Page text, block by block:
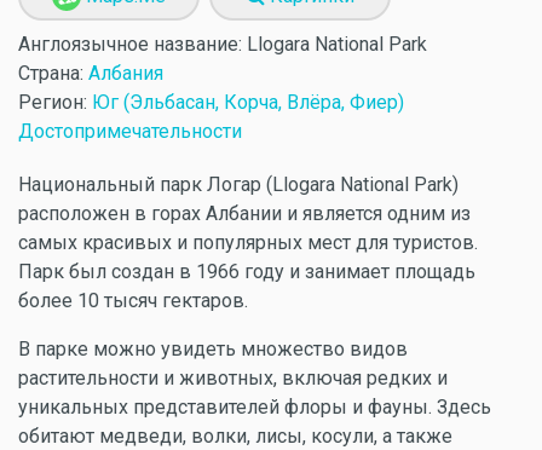
Англоязычное название: Llogara National Park
Страна: Албания
Регион: Юг (Эльбасан, Корча, Влёра, Фиер)
Достопримечательности
Национальный парк Логар (Llogara National Park)
расположен в горах Албании и является одним из
самых красивых и популярных мест для туристов.
Парк был создан в 1966 году и занимает площадь
более 10 тысяч гектаров.
В парке можно увидеть множество видов
растительности и животных, включая редких и
уникальных представителей флоры и фауны. Здесь
обитают медведи, волки, лисы, косули, а также